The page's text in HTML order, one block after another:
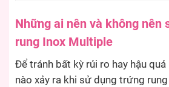
Những ai nên và không nên
rung Inox Multiple
Để tránh bất kỳ rủi ro hay hậu
nào xảy ra khi sử dụng trứng